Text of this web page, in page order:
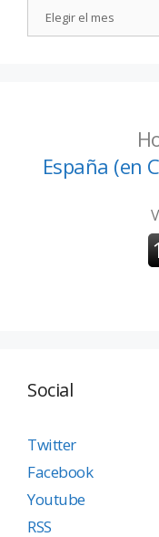
España (en
Social
Twitter
Facebook
Youtube
RSS